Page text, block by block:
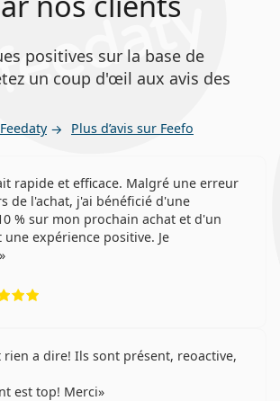
positives sur la base de
un coup d'œil aux avis des
Plus d’avis sur Feefo
rapide et efficace. Malgré une erreur
de l'achat, j'ai bénéficié d'une
% sur mon prochain achat et d'un
une expérience positive. Je
rien a dire! Ils sont présent, reoactive,
est top! Merci